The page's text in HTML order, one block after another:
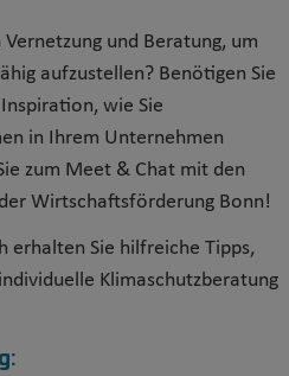
und Beratung, um
aufzustellen? Benötigen Sie
wie Sie
in Ihrem Unternehmen
zum Meet & Chat mit den
Wirtschaftsförderung Bonn!
erhalten Sie hilfreiche Tipps,
Klimaschutzberatung